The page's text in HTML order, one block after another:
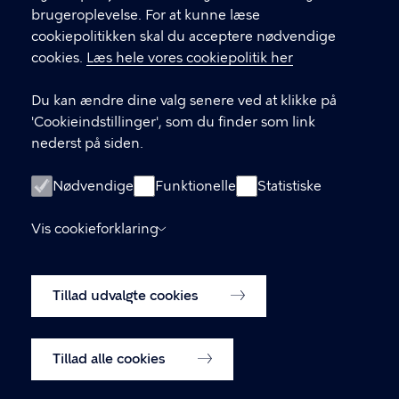
brugeroplevelse. For at kunne læse
cookiepolitikken skal du acceptere nødvendige
cookies. Læs hele vores cookiepolitik her
Du kan ændre dine valg senere ved at klikke på
'Cookieindstillinger', som du finder som link
nederst på siden.
Nødvendige Funktionelle Statistiske
Vis cookieforklaring
Tillad udvalgte cookies
Tillad alle cookies
2.5 Danmark License.
KONTAKT
Kontakt redaktionen bag skrivopgave.dk og
litteraturlisteautomaten.dk
LINKS
Om skrivopgave.dk
Cookieindstillinger